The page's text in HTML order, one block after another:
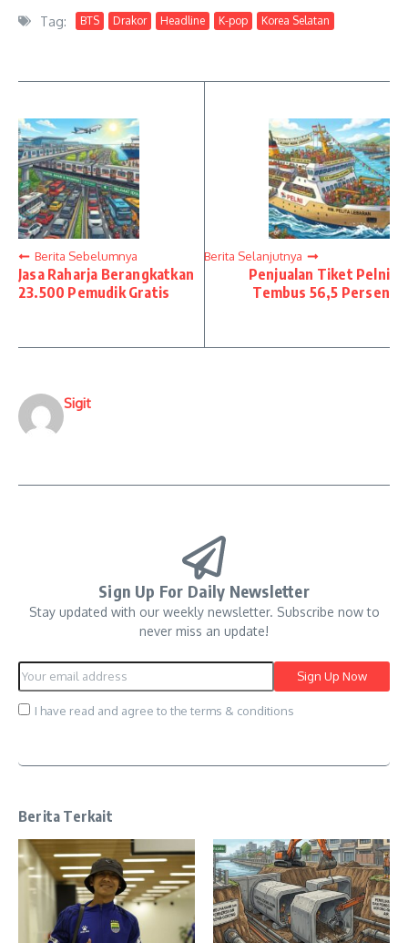
Tag: BTS Drakor Headline K-pop Korea Selatan
Berita Sebelumnya
Jasa Raharja Berangkatkan
23.500 Pemudik Gratis
Berita Selanjutnya
Penjualan Tiket Pelni
Tembus 56,5 Persen
Sigit
Sign Up For Daily Newsletter
Stay updated with our weekly newsletter. Subscribe now to
never miss an update!
I have read and agree to the terms & conditions
Berita Terkait